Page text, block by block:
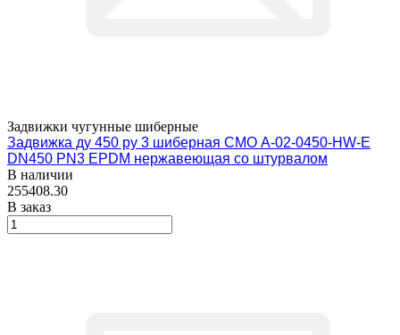
Задвижки чугунные шиберные
Задвижка ду 450 ру 3 шиберная СМО A-02-0450-HW-E
DN450 PN3 EPDM нержавеющая со штурвалом
В наличии
255408.30
В заказ